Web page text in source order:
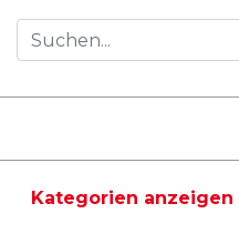
Kategorien anzeigen